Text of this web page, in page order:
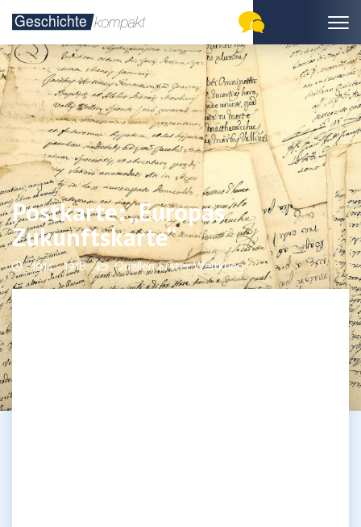
Postkarte: „Europas
Zukunftskarte“
1914 - 1918 Quellen Erster Weltkrieg